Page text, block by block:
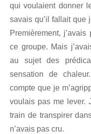
qui voulaient donner
savais qu’il fallait que
Premièrement,
ce groupe. Mais
au sujet des
sensation de
compte que je
voulais pas me lever.
train de transpirer
n’avais pas cru.